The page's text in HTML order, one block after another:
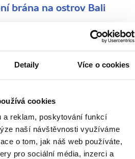
Detaily Více o cookies
cookies
a reklam, poskytování funkcí
naší návštěvnosti využíváme
o tom, jak náš web používáte,
pro sociální média, inzerci a
brána na ostrov Bali